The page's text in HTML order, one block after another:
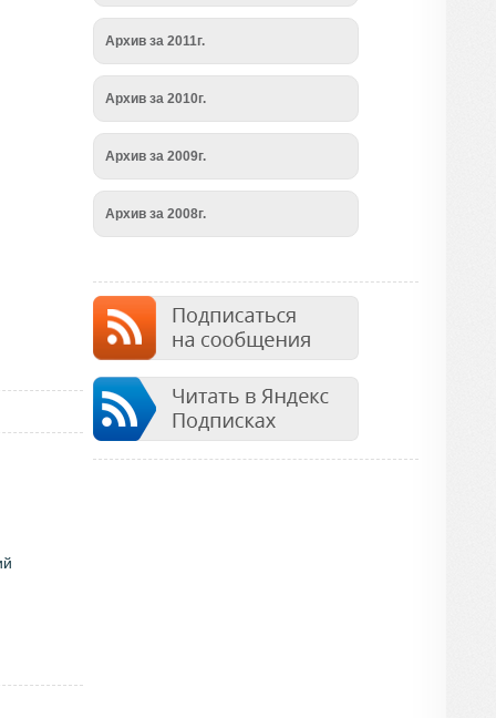
Архив за 2011г.
Архив за 2010г.
Архив за 2009г.
Архив за 2008г.